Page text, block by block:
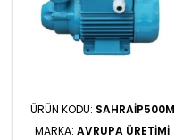
ÜRÜN KODU: SAHRAIP500M
MARKA: AVRUPA ÜRETIMI